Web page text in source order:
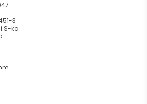
3
i S-ka